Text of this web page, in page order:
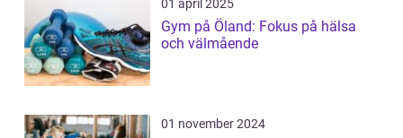
01 april 2025
Gym på Öland: Fokus på hälsa
och välmående
01 november 2024